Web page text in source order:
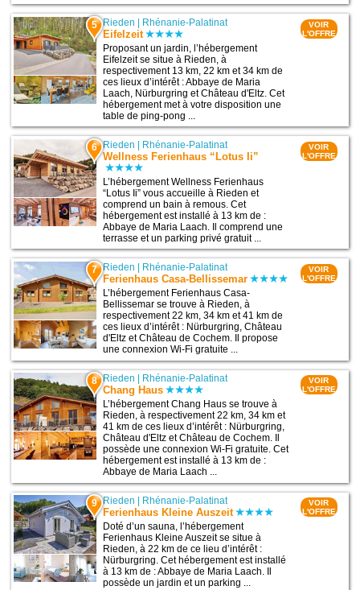
5 Rieden | Rhénanie-Palatinat
Eifelzeit
Proposant un jardin, l’hébergement
Eifelzeit se situe à Rieden, à
respectivement 13 km, 22 km et 34 km de
ces lieux d’intérêt : Abbaye de Maria
Laach, Nürburgring et Château d'Eltz. Cet
hébergement met à votre disposition une
table de ping-pong ...
VOIR
L'OFFRE
6 Rieden | Rhénanie-Palatinat
Wellness Ferienhaus “Lotus Ii”
L’hébergement Wellness Ferienhaus
“Lotus Ii” vous accueille à Rieden et
comprend un bain à remous. Cet
hébergement est installé à 13 km de :
Abbaye de Maria Laach. Il comprend une
terrasse et un parking privé gratuit ...
VOIR
L'OFFRE
7 Rieden Rhénanie-Palatinat
Ferienhaus Casa-Bellissemar
L’hébergement Ferienhaus Casa-
Bellissemar se trouve à Rieden, à
respectivement 22 km, 34 km et 41 km de
ces lieux d’intérêt : Nürburgring, Château
d'Eltz et Château de Cochem. Il propose
une connexion Wi-Fi gratuite ...
VOIR
L'OFFRE
8 Rieden Rhénanie-Palatinat
Chang Haus
L’hébergement Chang Haus se trouve à
Rieden, à respectivement 22 km, 34 km et
41 km de ces lieux d’intérêt : Nürburgring,
Château d'Eltz et Château de Cochem. Il
possède une connexion Wi-Fi gratuite. Cet
hébergement est installé à 13 km de :
Abbaye de Maria Laach ...
VOIR
L'OFFRE
9 Rieden Rhénanie-Palatinat
Ferienhaus Kleine Auszeit
Doté d’un sauna, l’hébergement
Ferienhaus Kleine Auszeit se situe à
Rieden, à 22 km de ce lieu d’intérêt :
Nürburgring. Cet hébergement est installé
à 13 km de : Abbaye de Maria Laach. Il
possède un jardin et un parking ...
VOIR
L'OFFRE